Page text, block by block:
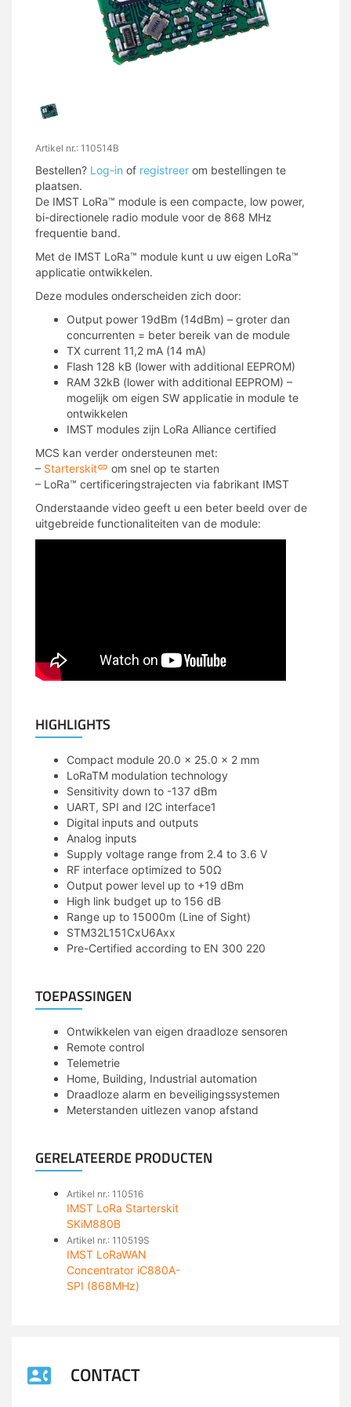
Artikel nr.: 110514B
Bestellen? Log-in of registreer om bestellingen te
plaatsen.
De IMST LoRa™ module is een compacte, low power,
bi-directionele radio module voor de 868 MHz
frequentie band.
Met de IMST LoRa™ module kunt u uw eigen LoRa™
applicatie ontwikkelen.
Deze modules onderscheiden zich door:
Output power 19dBm (14dBm) – groter dan
concurrenten = beter bereik van de module
TX current 11,2 mA (14 mA)
Flash 128 kB (lower with additional EEPROM)
RAM 32kB (lower with additional EEPROM) –
mogelijk om eigen SW applicatie in module te
ontwikkelen
IMST modules zijn LoRa Alliance certified
MCS kan verder ondersteunen met:
– Starterskit
om snel op te starten
– LoRa™ certificeringstrajecten via fabrikant IMST
Onderstaande video geeft u een beter beeld over de
uitgebreide functionaliteiten van de module:
HIGHLIGHTS
Compact module 20.0 x 25.0 x 2 mm
LoRaTM modulation technology
Sensitivity down to -137 dBm
UART, SPI and I2C interface1
Digital inputs and outputs
Analog inputs
Supply voltage range from 2.4 to 3.6 V
RF interface optimized to 50Ω
Output power level up to +19 dBm
High link budget up to 156 dB
Range up to 15000m (Line of Sight)
STM32L151CxU6Axx
Pre-Certified according to EN 300 220
TOEPASSINGEN
Ontwikkelen van eigen draadloze sensoren
Remote control
Telemetrie
Home, Building, Industrial automation
Draadloze alarm en beveiligingssystemen
Meterstanden uitlezen vanop afstand
GERELATEERDE PRODUCTEN
Artikel nr.: 110516
IMST LoRa Starterskit
SKiM880B
Artikel nr.: 110519S
IMST LoRaWAN
Concentrator iC880A-
SPI (868MHz)
CONTACT